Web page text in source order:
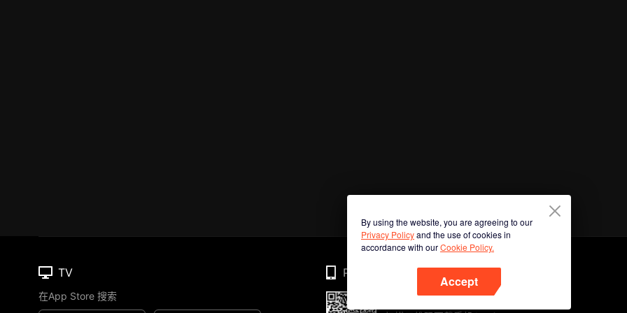
By using the website, you are agreeing to our
Privacy Policyand the use of cookies in
accordance with ourCookie Policy.
Accept
TV
在App Store 搜索
Phone